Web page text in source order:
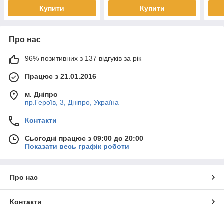
Купити Купити
Про нас
96% позитивних з 137 відгуків за рік
Працює з 21.01.2016
м. Дніпро
пр.Героїв, 3, Дніпро, Україна
Контакти
Сьогодні працює з 09:00 до 20:00
Показати весь графік роботи
Про нас
Контакти